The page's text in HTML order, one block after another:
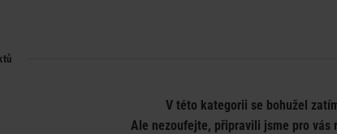
V této kategorii se bohužel
Ale nezoufejte, připravili jsme pro